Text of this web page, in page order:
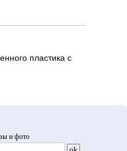
пластика с
и фото